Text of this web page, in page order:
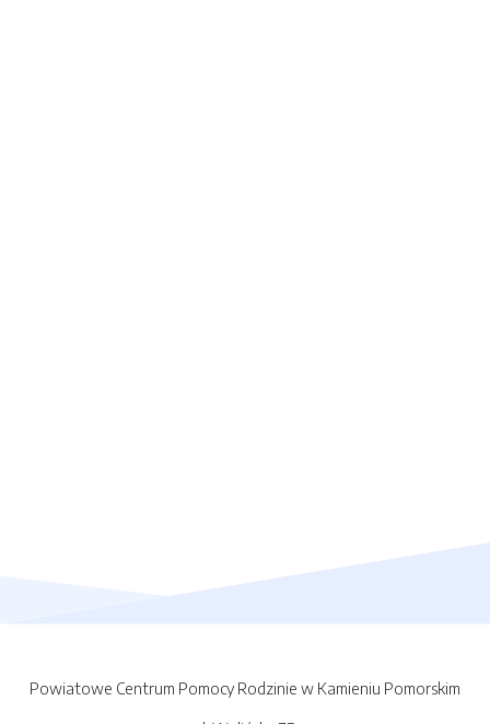
Powiatowe Centrum Pomocy Rodzinie w Kamieniu Pomorskim